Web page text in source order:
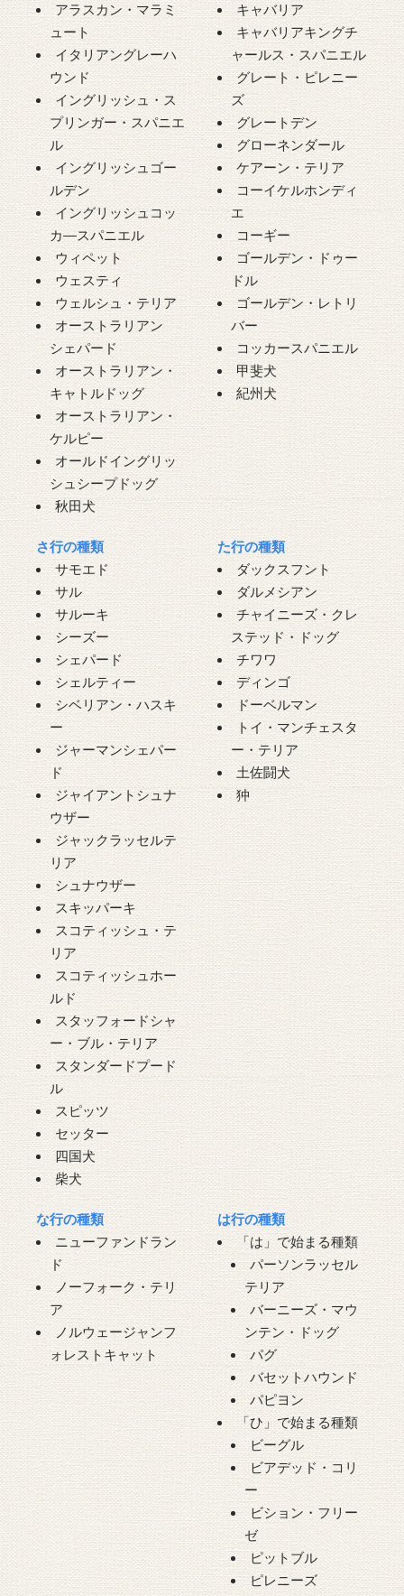
アラスカン・マラミ
ュート
イタリアングレーハ
ウンド
イングリッシュ・ス
プリンガー・スパニエ
ル
イングリッシュゴー
ルデン
イングリッシュコッ
カ―スパニエル
ウィペット
ウェスティ
ウェルシュ・テリア
オーストラリアン
シェパード
オーストラリアン・
キャトルドッグ
オーストラリアン・
ケルピー
オールドイングリッ
シュシープドッグ
秋田犬
キャバリア
キャバリアキングチ
ャールス・スパニエル
グレート・ピレニー
ズ
グレートデン
グローネンダール
ケアーン・テリア
コーイケルホンディ
エ
コーギー
ゴールデン・ドゥー
ドル
ゴールデン・レトリ
バー
コッカースパニエル
甲斐犬
紀州犬
さ行の種類
サモエド
サル
サルーキ
シーズー
シェパード
シェルティー
シベリアン・ハスキ
ー
ジャーマンシェパー
ド
ジャイアントシュナ
ウザー
ジャックラッセルテ
リア
シュナウザー
スキッパーキ
スコティッシュ・テ
リア
スコティッシュホー
ルド
スタッフォードシャ
ー・ブル・テリア
スタンダードプード
ル
スピッツ
セッター
四国犬
柴犬
た行の種類
ダックスフント
ダルメシアン
チャイニーズ・クレ
ステッド・ドッグ
チワワ
ディンゴ
ドーベルマン
トイ・マンチェスタ
ー・テリア
土佐闘犬
狆
な行の種類
ニューファンドラン
ド
ノーフォーク・テリ
ア
ノルウェージャンフ
ォレストキャット
は行の種類
「は」で始まる種類
パーソンラッセル
テリア
バーニーズ・マウ
ンテン・ドッグ
パグ
バセットハウンド
パピヨン
「ひ」で始まる種類
ビーグル
ビアデッド・コリ
ー
ビション・フリー
ゼ
ピットブル
ピレニーズ